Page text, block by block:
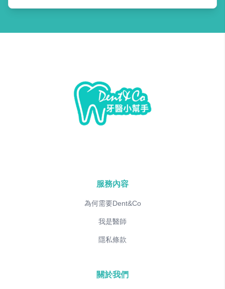
服務內容
為何需要Dent&Co
我是醫師
隱私條款
關於我們